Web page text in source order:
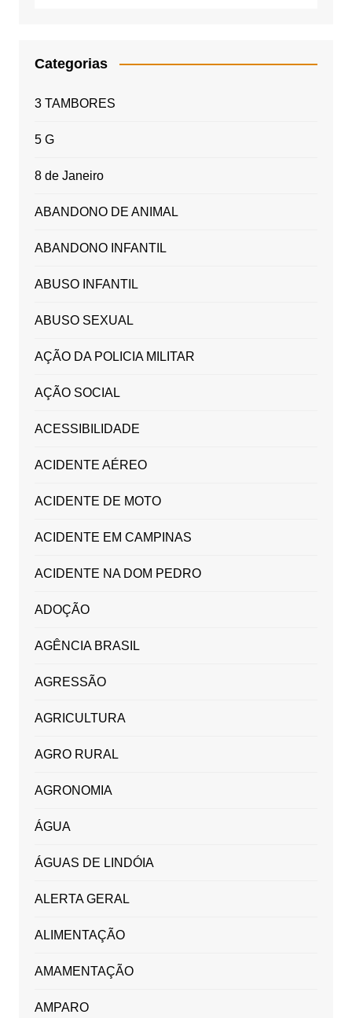
Categorias
3 TAMBORES
5 G
8 de Janeiro
ABANDONO DE ANIMAL
ABANDONO INFANTIL
ABUSO INFANTIL
ABUSO SEXUAL
AÇÃO DA POLICIA MILITAR
AÇÃO SOCIAL
ACESSIBILIDADE
ACIDENTE AÉREO
ACIDENTE DE MOTO
ACIDENTE EM CAMPINAS
ACIDENTE NA DOM PEDRO
ADOÇÃO
AGÊNCIA BRASIL
AGRESSÃO
AGRICULTURA
AGRO RURAL
AGRONOMIA
ÁGUA
ÁGUAS DE LINDÓIA
ALERTA GERAL
ALIMENTAÇÃO
AMAMENTAÇÃO
AMPARO